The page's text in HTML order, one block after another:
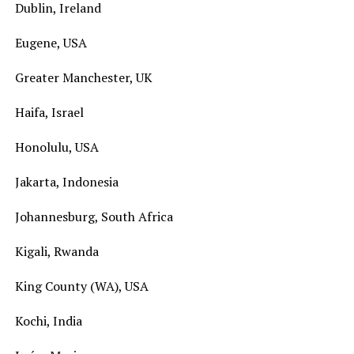
Dublin, Ireland
Eugene, USA
Greater Manchester, UK
Haifa, Israel
Honolulu, USA
Jakarta, Indonesia
Johannesburg, South Africa
Kigali, Rwanda
King County (WA), USA
Kochi, India